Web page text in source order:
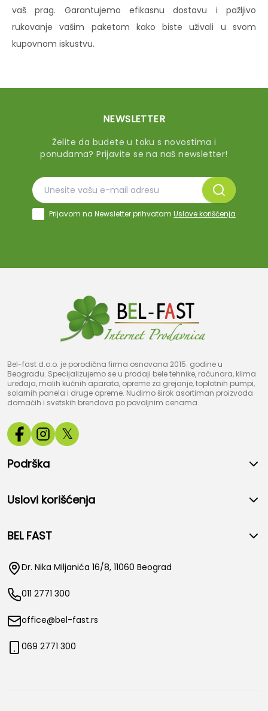
vaš prag. Garantujemo efikasnu dostavu i pažljivo
rukovanje vašim paketom kako biste uživali u svom
kupovnom iskustvu.
NEWSLETTER
Želite da budete u toku s novostima i
ponudama? Prijavite se na naš newsletter!
Prijavom na Newsletter prihvatam Uslove korišćenja
Bel-fast d.o.o. je porodična firma osnovana 2015. godine u
Beogradu. Specijalizujemo se u prodaji bele tehnike, računara, klima
uređaja, malih kućnih aparata, opreme za grejanje, toplotnih pumpi,
solarnih panela i druge opreme. Nudimo širok asortiman proizvoda
domaćih i svetskih brendova po povoljnim cenama.
𝕏
Podrška
Uslovi korišćenja
BEL FAST
Dr. Nika Miljanića 16/8, 11060 Beograd
011 2771 300
office@bel-fast.rs
069 2771 300